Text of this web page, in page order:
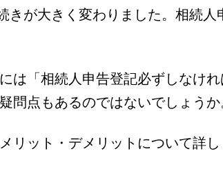
きが大きく変わりました。相続人
は「相続人申告登記必ずしなけれ
問点もあるのではないでしょうか
リット・デメリットについて詳し